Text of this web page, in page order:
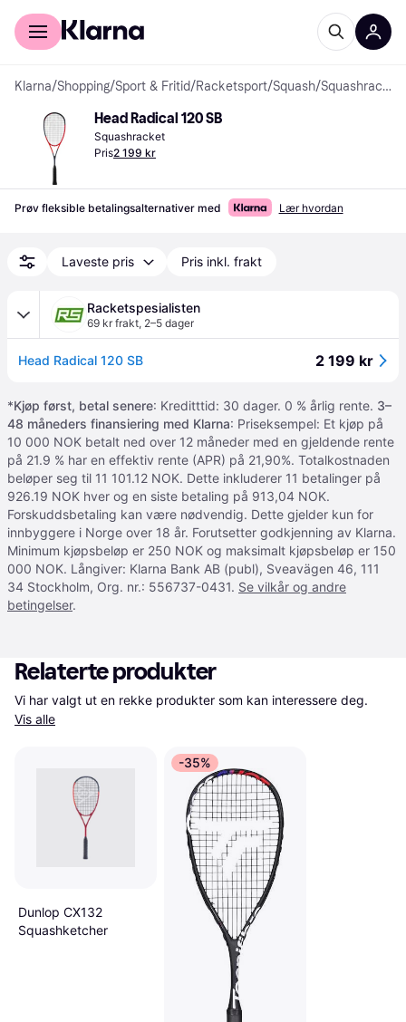
For kunder
Klarna/Shopping/Sport & Fritid/Racketsport/Squash/ Squashracketer
Head Radical 120 SB
Squashracket
Pris2 199 kr
Prøv fleksible betalingsalternativer med Lær hvordan
Laveste pris Pris inkl. frakt
Racketspesialisten
69 kr frakt, 2–5 dager
Head Radical 120 SB 2 199 kr
*Kjøp først, betal senere: Kreditttid: 30 dager. 0 % årlig rente. 3–
48 måneders finansiering med Klarna: Priseksempel: Et kjøp på
10 000 NOK betalt ned over 12 måneder med en gjeldende rente
på 21.9 % har en effektiv rente (APR) på 21,90%. Totalkostnaden
beløper seg til 11 101.12 NOK. Dette inkluderer 11 betalinger på
926.19 NOK hver og en siste betaling på 913,04 NOK.
Forskuddsbetaling kan være nødvendig. Dette gjelder kun for
innbyggere i Norge over 18 år. Forutsetter godkjenning av Klarna.
Minimum kjøpsbeløp er 250 NOK og maksimalt kjøpsbeløp er 150
000 NOK. Långiver: Klarna Bank AB (publ), Sveavägen 46, 111
34 Stockholm, Org. nr.: 556737-0431. Se vilkår og andre
betingelser.
Relaterte produkter
Vis alle
Dunlop CX132
Squashketcher
-35%